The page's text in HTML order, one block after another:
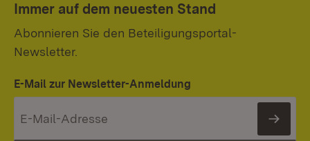
Immer auf dem neuesten Stand
Abonnieren Sie den Beteiligungsportal-
Newsletter.
E-Mail zur Newsletter-Anmeldung